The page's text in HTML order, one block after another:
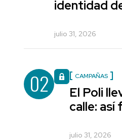
identidad
julio 31, 2026
02 CAMPAÑAS
El Poli
calle: así
julio 31, 2026